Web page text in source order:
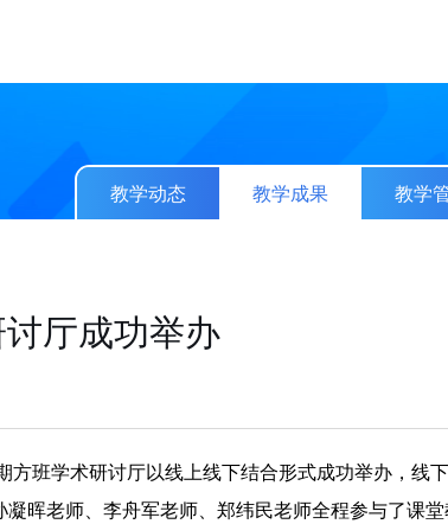
教学动态 教学成果 教学
厅成功举办
晖老师、李舟军老师、郑纬民老师全程参与了课